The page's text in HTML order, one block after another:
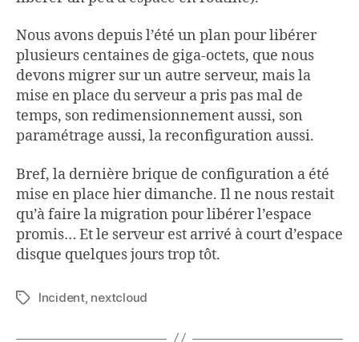
Nous avons depuis l’été un plan pour libérer
plusieurs centaines de giga-octets, que nous
devons migrer sur un autre serveur, mais la
mise en place du serveur a pris pas mal de
temps, son redimensionnement aussi, son
paramétrage aussi, la reconfiguration aussi.
Bref, la dernière brique de configuration a été
mise en place hier dimanche. Il ne nous restait
qu’à faire la migration pour libérer l’espace
promis… Et le serveur est arrivé à court d’espace
disque quelques jours trop tôt.
Étiquettes
Incident, nextcloud